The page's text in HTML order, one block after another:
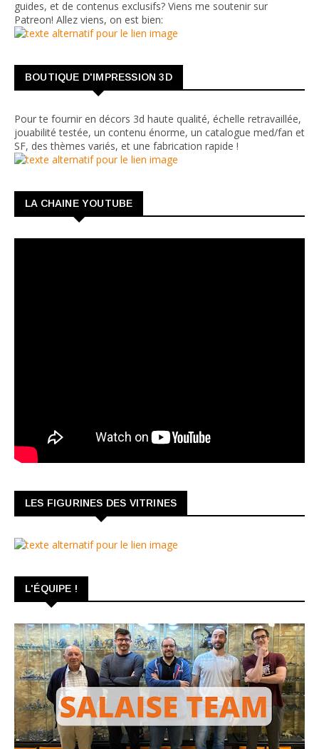
guides, et de contenus exclusifs? Viens me soutenir sur
Patreon! Allez viens, on est bien:
BOUTIQUE D'IMPRESSION 3D
Pour te fournir en décors 3d haute qualité, échelle retravaillée,
jouabilité testée, un contenu énorme, un catalogue med/fan et
SF, des thèmes variés, et une fabrication rapide !
LA CHAINE YOUTUBE
LES FIGURINES DES VITRINES
L'ÉQUIPE !